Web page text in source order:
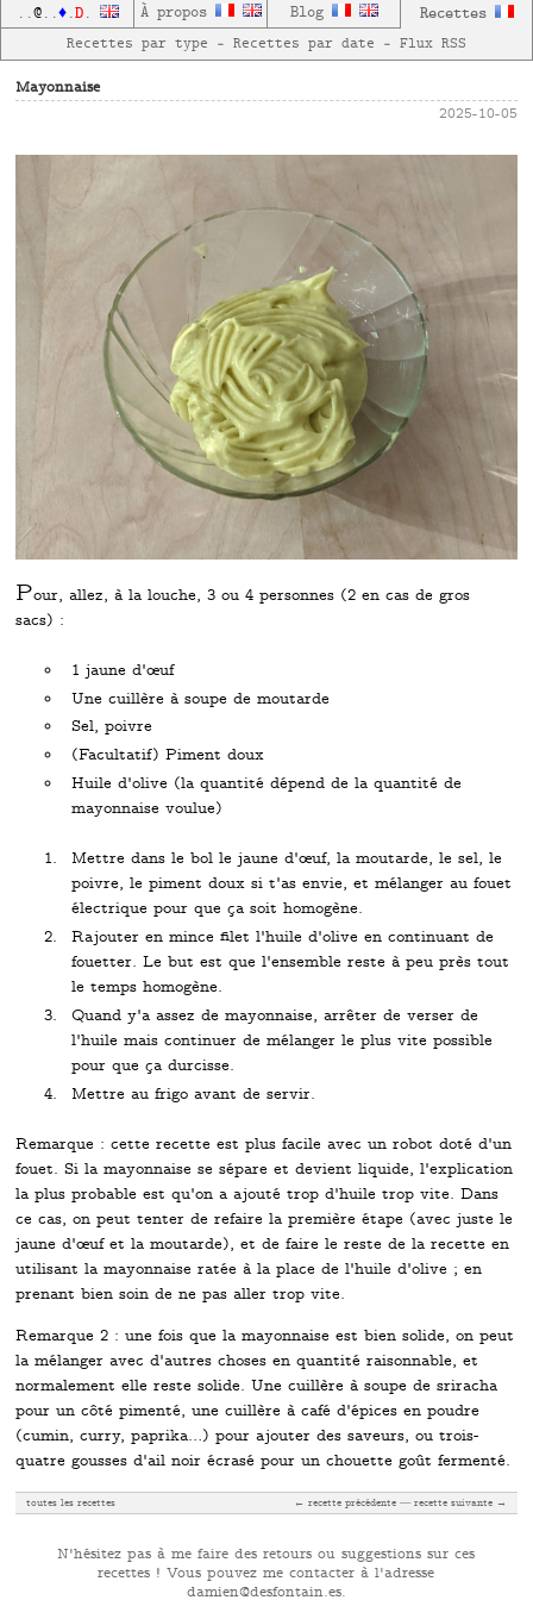
..@..♦.D. À propos Blog Recettes
Recettes par type — Recettes par date — Flux RSS
Mayonnaise
2025-10-05
Pour, allez, à la louche, 3 ou 4 personnes (2 en cas de gros
sacs) :
1 jaune d'œuf
Une cuillère à soupe de moutarde
Sel, poivre
(Facultatif) Piment doux
Huile d'olive (la quantité dépend de la quantité de
mayonnaise voulue)
Mettre dans le bol le jaune d'œuf, la moutarde, le sel, le
poivre, le piment doux si t'as envie, et mélanger au fouet
électrique pour que ça soit homogène.
Rajouter en mince filet l'huile d'olive en continuant de
fouetter. Le but est que l'ensemble reste à peu près tout
le temps homogène.
Quand y'a assez de mayonnaise, arrêter de verser de
l'huile mais continuer de mélanger le plus vite possible
pour que ça durcisse.
Mettre au frigo avant de servir.
Remarque : cette recette est plus facile avec un robot doté d'un
fouet. Si la mayonnaise se sépare et devient liquide, l'explication
la plus probable est qu'on a ajouté trop d'huile trop vite. Dans
ce cas, on peut tenter de refaire la première étape (avec juste le
jaune d'œuf et la moutarde), et de faire le reste de la recette en
utilisant la mayonnaise ratée à la place de l'huile d'olive ; en
prenant bien soin de ne pas aller trop vite.
Remarque 2 : une fois que la mayonnaise est bien solide, on peut
la mélanger avec d'autres choses en quantité raisonnable, et
normalement elle reste solide. Une cuillère à soupe de sriracha
pour un côté pimenté, une cuillère à café d'épices en poudre
(cumin, curry, paprika…) pour ajouter des saveurs, ou trois-
quatre gousses d'ail noir écrasé pour un chouette goût fermenté.
← recette précédente recette suivante →
toutes les recettes
N'hésitez pas à me faire des retours ou suggestions sur ces
recettes ! Vous pouvez me contacter à l'adresse
se.niatnofsed@neimad.